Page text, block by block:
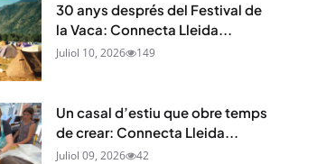
30 anys després del Festival de
la Vaca: Connecta Lleida...
Juliol 10, 2026 149
Un casal d’estiu que obre temps
de crear: Connecta Lleida...
Juliol 09, 2026 42